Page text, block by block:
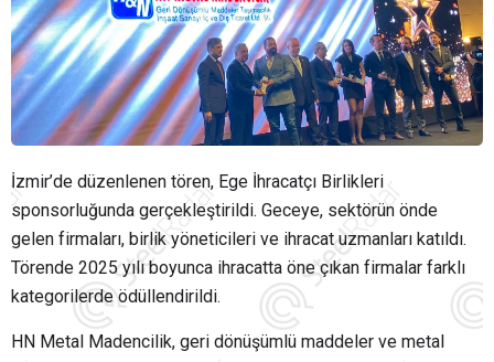
İzmir’de düzenlenen tören, Ege İhracatçı Birlikleri
sponsorluğunda gerçekleştirildi. Geceye, sektörün önde
gelen firmaları, birlik yöneticileri ve ihracat uzmanları katıldı.
Törende 2025 yılı boyunca ihracatta öne çıkan firmalar farklı
kategorilerde ödüllendirildi.
HN Metal Madencilik, geri dönüşümlü maddeler ve metal